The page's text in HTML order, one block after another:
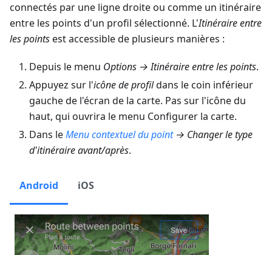
connectés par une ligne droite ou comme un itinéraire
entre les points d'un profil sélectionné. L'Itinéraire entre
les pointsest accessible de plusieurs manières :
Depuis le menu Options → Itinéraire entre les points.
Appuyez sur l'icône de profildans le coin inférieur
gauche de l'écran de la carte. Pas sur l'icône du
haut, qui ouvrira le menu Configurer la carte.
Dans leMenu contextuel du point→ Changer le type
d'itinéraire avant/après.
Android iOS